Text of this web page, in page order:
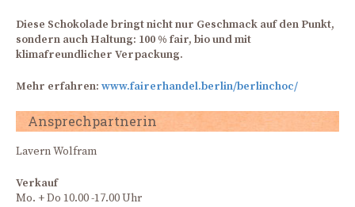
Diese Schokolade bringt nicht nur Geschmack auf den Punkt,
sondern auch Haltung: 100 % fair, bio und mit
klimafreundlicher Verpackung.
Mehr erfahren: www.fairerhandel.berlin/berlinchoc/
Ansprechpartnerin
Lavern Wolfram
Verkauf
Mo. + Do 10.00 -17.00 Uhr